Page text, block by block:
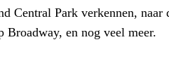
Central Park verkennen,
Broadway, en nog veel meer.